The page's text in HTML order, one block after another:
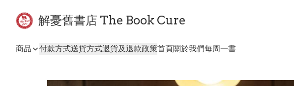
解憂舊書店 The Book Cure
商品 付款方式送貨方式退貨及退款政策首頁關於我們每周一書